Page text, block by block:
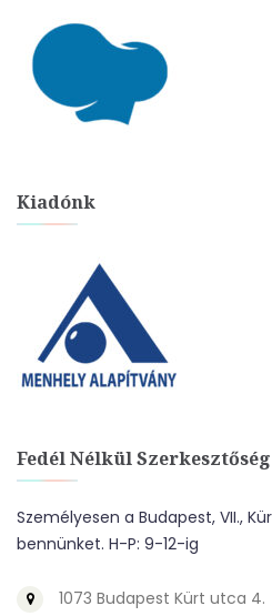
Kiadónk
Fedél Nélkül Szerkesztőség
Személyesen a Budapest, VII.,
bennünket. H-P: 9-12-ig
1073 Budapest Kürt utca 4.